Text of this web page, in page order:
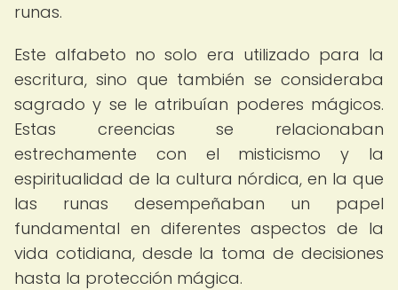
runas.
Este alfabeto no solo era utilizado para la
escritura, sino que también se consideraba
sagrado y se le atribuían poderes mágicos.
Estas creencias se relacionaban
estrechamente con el misticismo y la
espiritualidad de la cultura nórdica, en la que
las runas desempeñaban un papel
fundamental en diferentes aspectos de la
vida cotidiana, desde la toma de decisiones
hasta la protección mágica.